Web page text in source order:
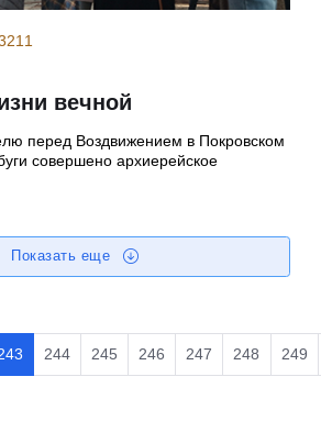
вечной
перед Воздвижением в Покровском
совершено архиерейское
Показать еще
244 245 246 247 248 249